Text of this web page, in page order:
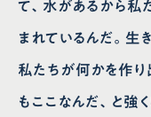
て、水があるから私
まれているんだ。生
私たちが何かを作り
もここなんだ、と強く